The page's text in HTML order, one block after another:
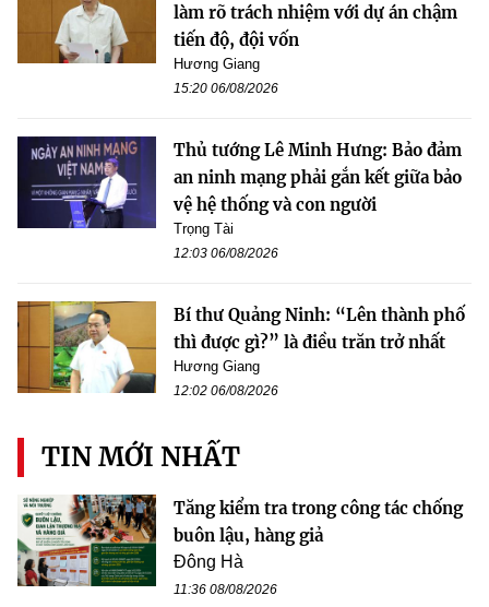
làm rõ trách nhiệm với dự án chậm
tiến độ, đội vốn
Hương Giang
15:20 06/08/2026
Thủ tướng Lê Minh Hưng: Bảo đảm
an ninh mạng phải gắn kết giữa bảo
vệ hệ thống và con người
Trọng Tài
12:03 06/08/2026
Bí thư Quảng Ninh: “Lên thành phố
thì được gì?” là điều trăn trở nhất
Hương Giang
12:02 06/08/2026
TIN MỚI NHẤT
Tăng kiểm tra trong công tác chống
buôn lậu, hàng giả
Đông Hà
11:36 08/08/2026